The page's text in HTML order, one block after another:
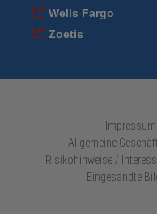
Wells Fargo
Zoetis
Allgemeine
Risikohinweise /
Eingesandte